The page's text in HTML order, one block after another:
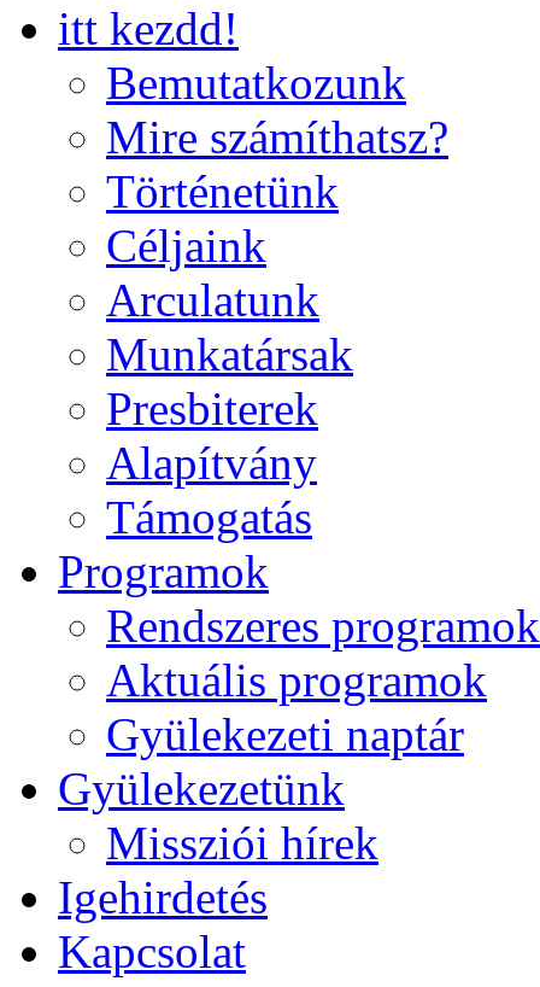
itt kezdd!
Bemutatkozunk
Mire számíthatsz?
Történetünk
Céljaink
Arculatunk
Munkatársak
Presbiterek
Alapítvány
Támogatás
Programok
Rendszeres programok
Aktuális programok
Gyülekezeti naptár
Gyülekezetünk
Missziói hírek
Igehirdetés
Kapcsolat